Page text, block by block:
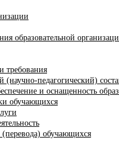
образовательной
требования
(научно-педагогический)
и оснащенность
обучающихся
обучающихся